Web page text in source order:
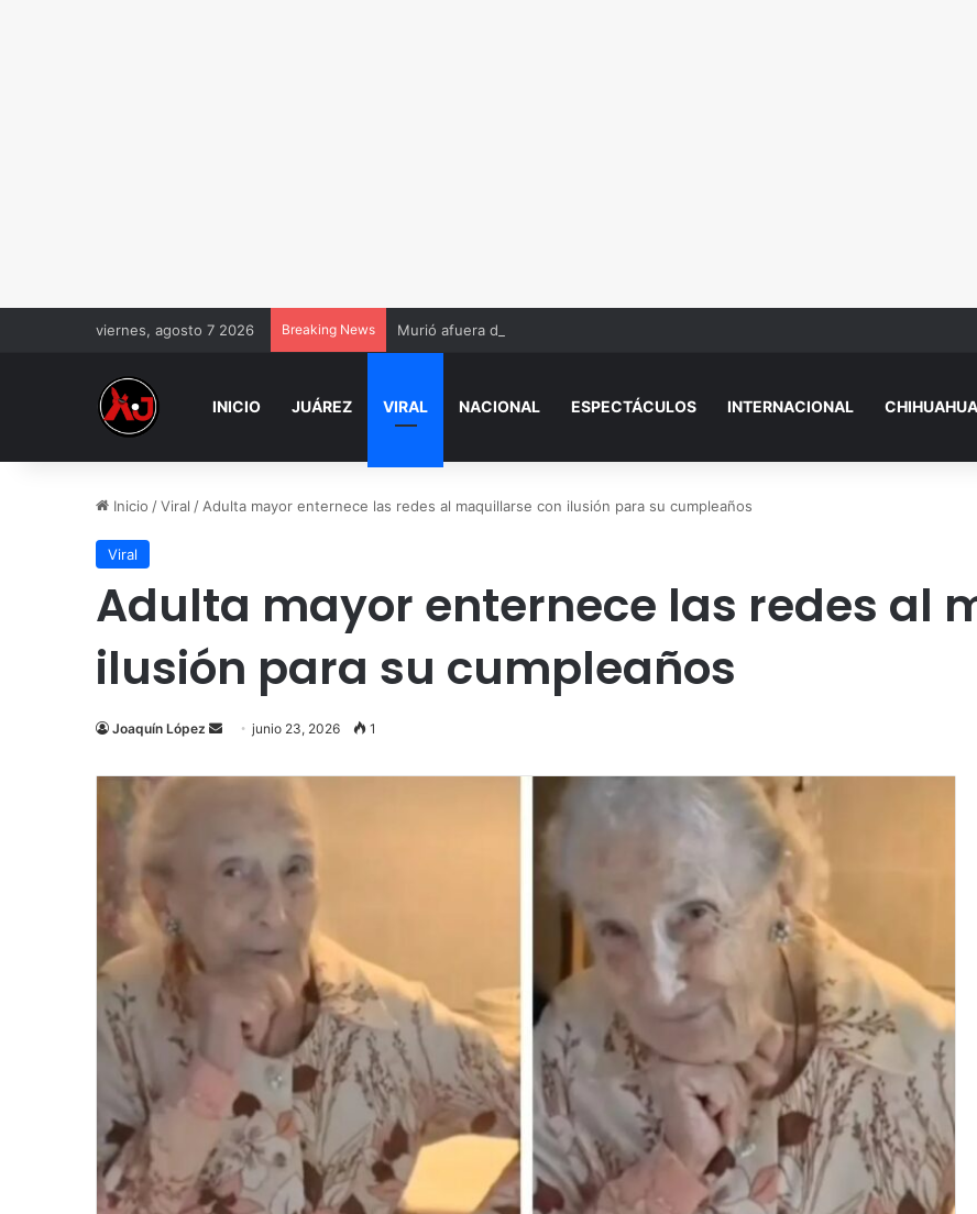
viernes, agosto 7 2026 Breaking News Murió afuera de Similares de Ciudad Juárez
INICIO JUÁREZ VIRAL NACIONAL ESPECTÁCULOS INTERNACIONAL CHIHUAHUA
Inicio /Viral / Adulta mayor enternece las redes al maquillarse con ilusión para su cumpleaños
Viral
Adulta mayor enternece las redes al
ilusión para su cumpleaños
Joaquín López
Send
email
junio 23, 2026 1